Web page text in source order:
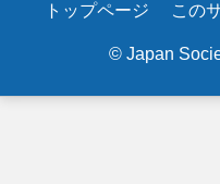
Secondary
トップページ この
© Japan